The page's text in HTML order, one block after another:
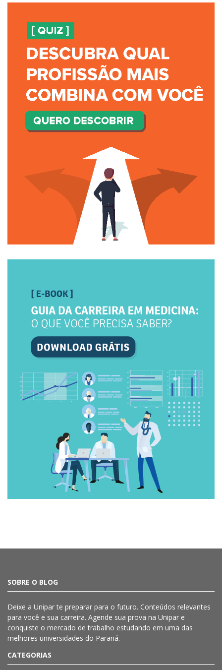
SOBRE O BLOG
Deixe a Uniparte preparar para o futuro. Conteúdos relevantes
para você e sua carreira. Agende sua prova na Unipar e
conquiste o mercado de trabalho estudando em uma das
melhores universidades do Paraná.
CATEGORIAS